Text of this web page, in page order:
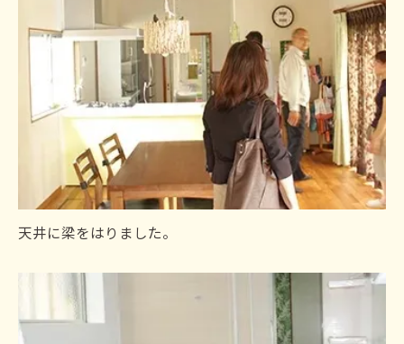
天井に梁をはりました。